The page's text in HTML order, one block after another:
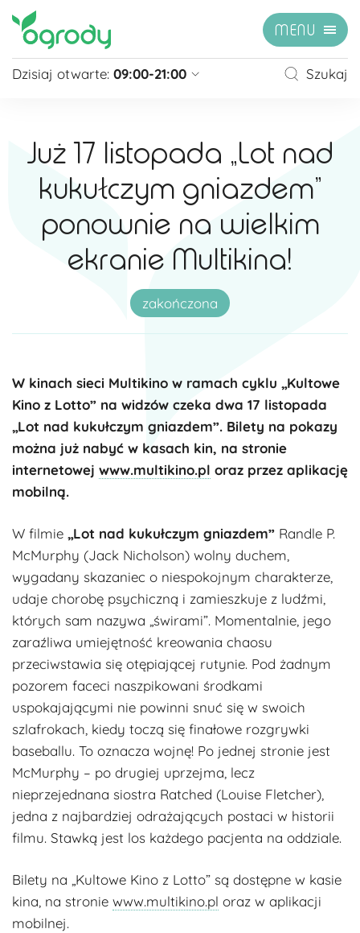
MENU
Dzisiaj otwarte: 09:00-21:00
Niedziela
zamknięte
Niedziela handlowa
10:00 - 20:00
zobacz więcej »
Szukaj
Już 17 listopada „Lot nad
kukułczym gniazdem”
ponownie na wielkim
ekranie Multikina!
zakończona
W kinach sieci Multikino w ramach cyklu „Kultowe
Kino z Lotto” na widzów czeka dwa 17 listopada
„Lot nad kukułczym gniazdem”. Bilety na pokazy
można już nabyć w kasach kin, na stronie
internetowej www.multikino.pl oraz przez aplikację
mobilną.
W filmie „Lot nad kukułczym gniazdem” Randle P.
McMurphy (Jack Nicholson) wolny duchem,
wygadany skazaniec o niespokojnym charakterze,
udaje chorobę psychiczną i zamieszkuje z ludźmi,
których sam nazywa „świrami”. Momentalnie, jego
zaraźliwa umiejętność kreowania chaosu
przeciwstawia się otępiającej rutynie. Pod żadnym
pozorem faceci naszpikowani środkami
uspokajającymi nie powinni snuć się w swoich
szlafrokach, kiedy toczą się finałowe rozgrywki
baseballu. To oznacza wojnę! Po jednej stronie jest
McMurphy – po drugiej uprzejma, lecz
nieprzejednana siostra Ratched (Louise Fletcher),
jedna z najbardziej odrażających postaci w historii
filmu. Stawką jest los każdego pacjenta na oddziale.
Bilety na „Kultowe Kino z Lotto” są dostępne w kasie
kina, na stronie www.multikino.pl oraz w aplikacji
mobilnej.